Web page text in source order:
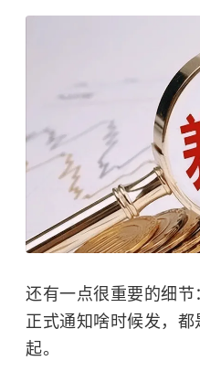
还有一点很重要的细
正式通知啥时候发，
起。